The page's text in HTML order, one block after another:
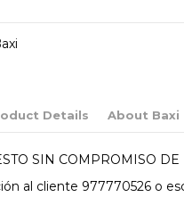
Details About Baxi
SIN COMPROMISO
al cliente 977770526 o